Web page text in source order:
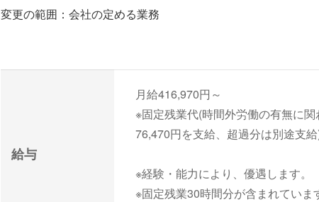
変更の範囲：会社の定める業務
給与
月給416,970円～
※固定残業代(時間外労働の有無に
76,470円を支給、超過分は別途支
※経験・能力により、優遇します。
※固定残業30時間分が含まれていま